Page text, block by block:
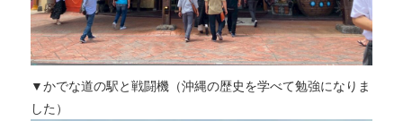
▼かでな道の駅と戦闘機（沖縄の歴史を学べて勉強になりま
した）